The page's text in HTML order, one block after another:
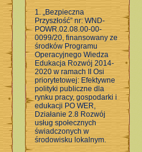
1. „Bezpieczna
Przyszłość” nr: WND-
POWR.02.08.00-00-
0099/20, finansowany ze
środków Programu
Operacyjnego Wiedza
Edukacja Rozwój 2014-
2020 w ramach II Osi
priorytetowej: Efektywne
polityki publiczne dla
rynku pracy, gospodarki i
edukacji PO WER,
Działanie 2.8 Rozwój
usług społecznych
świadczonych w
środowisku lokalnym.